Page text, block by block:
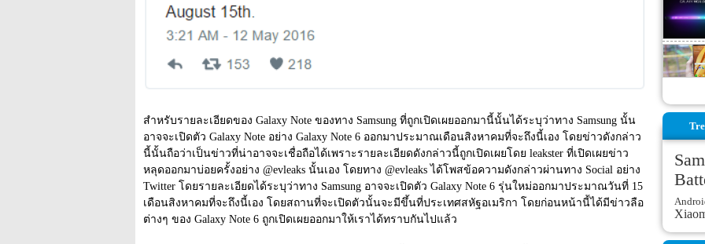
สำหรับรายละเอียดของ Galaxy Note ของทาง Samsung ที่ถูกเปิดเผยออกมานี้นั้นได้ระบุว่าทาง Samsung นั้น
อาจจะเปิดตัว Galaxy Note อย่าง Galaxy Note 6 ออกมาประมาณเดือนสิงหาคมที่จะถึงนี้เอง โดยข่าวดังกล่าว
นี้นั้นถือว่าเป็นข่าวที่น่าอาจจะเชื่อถือได้เพราะรายละเอียดดังกล่าวนี้ถูกเปิดเผยโดย leakster ที่เปิดเผยข่าว
หลุดออกมาบ่อยครั้งอย่าง @evleaks นั้นเอง โดยทาง @evleaks ได้โพสข้อความดังกล่าวผ่านทาง Social อย่าง
Twitter โดยรายละเอียดได้ระบุว่าทาง Samsung อาจจะเปิดตัว Galaxy Note 6 รุ่นใหม่ออกมาประมาณวันที่ 15
เดือนสิงหาคมที่จะถึงนี้เอง โดยสถานที่จะเปิดตัวนั้นจะมีขึ้นที่ประเทศสหัฐอเมริกา โดยก่อนหน้านี้ได้มีข่าวลือ
ต่างๆ ของ Galaxy Note 6 ถูกเปิดเผยออกมาให้เราได้ทราบกันไปแล้ว